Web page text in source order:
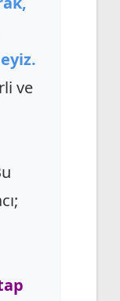
ve